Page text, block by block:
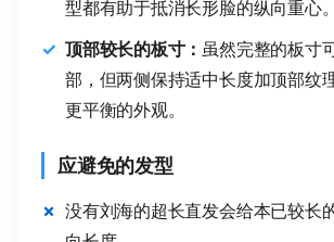
型都有助于抵消长形脸的纵向重心。
顶部较长的板寸：虽然完整的板寸
部，但两侧保持适中长度加顶部纹
更平衡的外观。
应避免的发型
没有刘海的超长直发会给本已较长